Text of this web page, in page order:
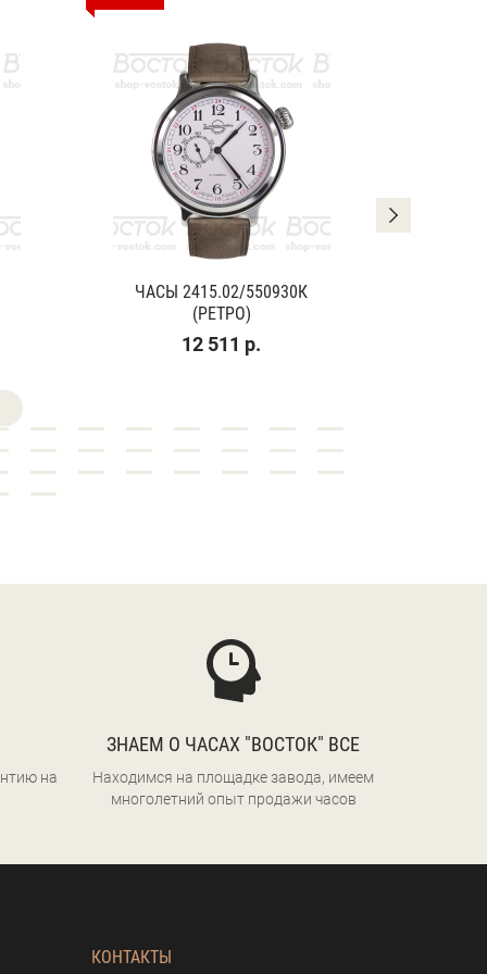
ЧАСЫ 2415.02/550930К
(РЕТРО)
12 511 р.
на
ЗНАЕМ О ЧАСАХ "ВОСТОК" ВСЕ
Находимся на площадке завода, имеем
многолетний опыт продажи часов
КОНТАКТЫ